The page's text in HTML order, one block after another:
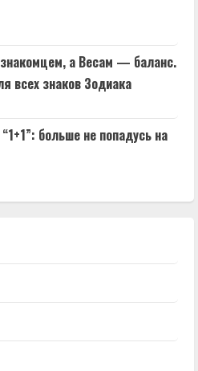
а Весам — баланс.
всех знаков Зодиака
больше не попадусь на